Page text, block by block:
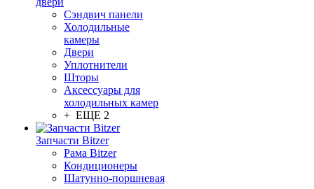
Сэндвич панели
Холодильные
камеры
Двери
Уплотнители
Шторы
Аксессуары для
холодильных камер
+ ЕЩЕ 2
Запчасти Bitzer
Рама Bitzer
Кондиционеры
Шатунно-поршневая